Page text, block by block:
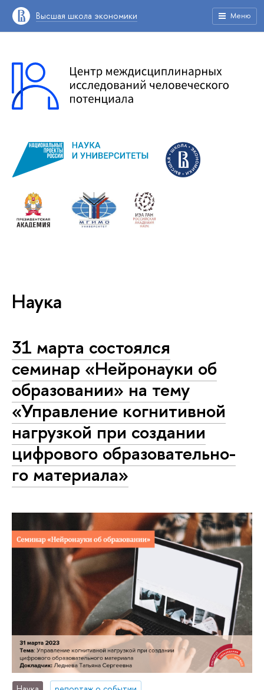
Высшая школа экономики Меню
Наука
31 марта состоялся
семинар «Нейронауки об
образовании» на тему
«Управление когнитивной
нагрузкой при создании
цифрового об­ра­зо­ва­тель­но­
го материала»